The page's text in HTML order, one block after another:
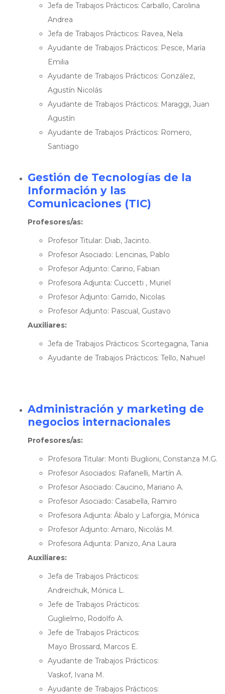
Jefa de Trabajos Prácticos: Carballo, Carolina
Andrea
Jefa de Trabajos Prácticos: Ravea, Nela
Ayudante de Trabajos Prácticos: Pesce, María
Emilia
Ayudante de Trabajos Prácticos: González,
Agustín Nicolás
Ayudante de Trabajos Prácticos: Maraggi, Juan
Agustín
Ayudante de Trabajos Prácticos: Romero,
Santiago
Gestión de Tecnologías de la
Información y las
Comunicaciones (TIC)
Profesores/as:
Profesor Titular: Diab, Jacinto.
Profesor Asociado: Lencinas, Pablo
Profesor Adjunto: Carino, Fabian
Profesora Adjunta: Cuccetti , Muriel
Profesor Adjunto: Garrido, Nicolas
Profesor Adjunto: Pascual, Gustavo
Auxiliares:
Jefa de Trabajos Prácticos: Scortegagna, Tania
Ayudante de Trabajos Prácticos: Tello, Nahuel
Administración y marketing de
negocios internacionales
Profesores/as:
Profesora Titular: Monti Buglioni, Constanza M.G.
Profesor Asociados: Rafanelli, Martín A.
Profesor Asociado: Caucino, Mariano A.
Profesor Asociado: Casabella, Ramiro
Profesora Adjunta: Ábalo y Laforgia, Mónica
Profesor Adjunto: Amaro, Nicolás M.
Profesora Adjunta: Panizo, Ana Laura
Auxiliares:
Jefa de Trabajos Prácticos:
Andreichuk, Mónica L.
Jefe de Trabajos Prácticos:
Guglielmo, Rodolfo A.
Jefe de Trabajos Prácticos:
Mayo Brossard, Marcos E.
Ayudante de Trabajos Prácticos:
Vaskof, Ivana M.
Ayudante de Trabajos Prácticos: